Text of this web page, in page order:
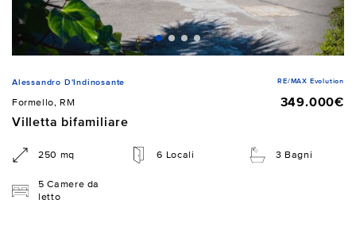
Alessandro D'Indinosante RE/MAX Evolution
Formello, RM
349.000€
Villetta bifamiliare
250 mq 6 Locali 3 Bagni
5 Camere da
letto